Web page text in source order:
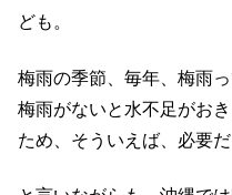
ども。
梅雨の季節、毎年、梅雨
梅雨がないと水不足がお
ため、そういえば、必要